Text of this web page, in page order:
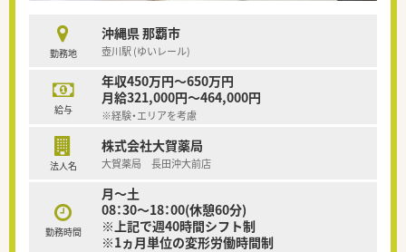
勤務地
沖縄県 那覇市
壺川駅 (ゆいレール)
給与
年収450万円～650万円
月給321,000円～464,000円
※経験・エリアを考慮
法人名
株式会社大賀薬局
大賀薬局 長田沖大前店
勤務時間
月～土
08：30～18：00(休憩60分)
※上記で週40時間シフト制
※1ヵ月単位の変形労働時間制